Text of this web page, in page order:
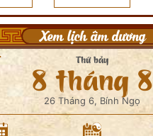
Xem lịch âm dương
Thứ bảy
8 tháng 8
26 Tháng 6, Bính Ngọ